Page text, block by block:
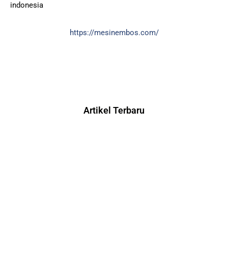
indonesia
https://mesinembos.com/
Artikel Terbaru